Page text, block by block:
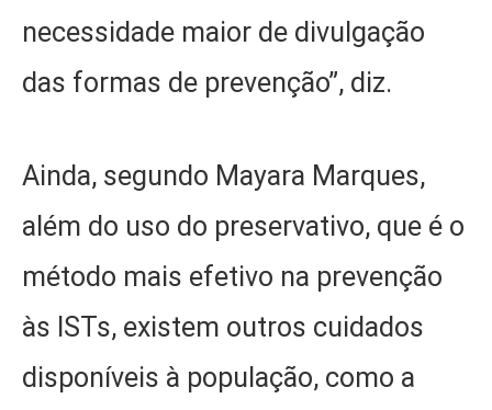
necessidade maior de divulgação
das formas de prevenção”, diz.
Ainda, segundo Mayara Marques,
além do uso do preservativo, que é o
método mais efetivo na prevenção
às ISTs, existem outros cuidados
disponíveis à população, como a